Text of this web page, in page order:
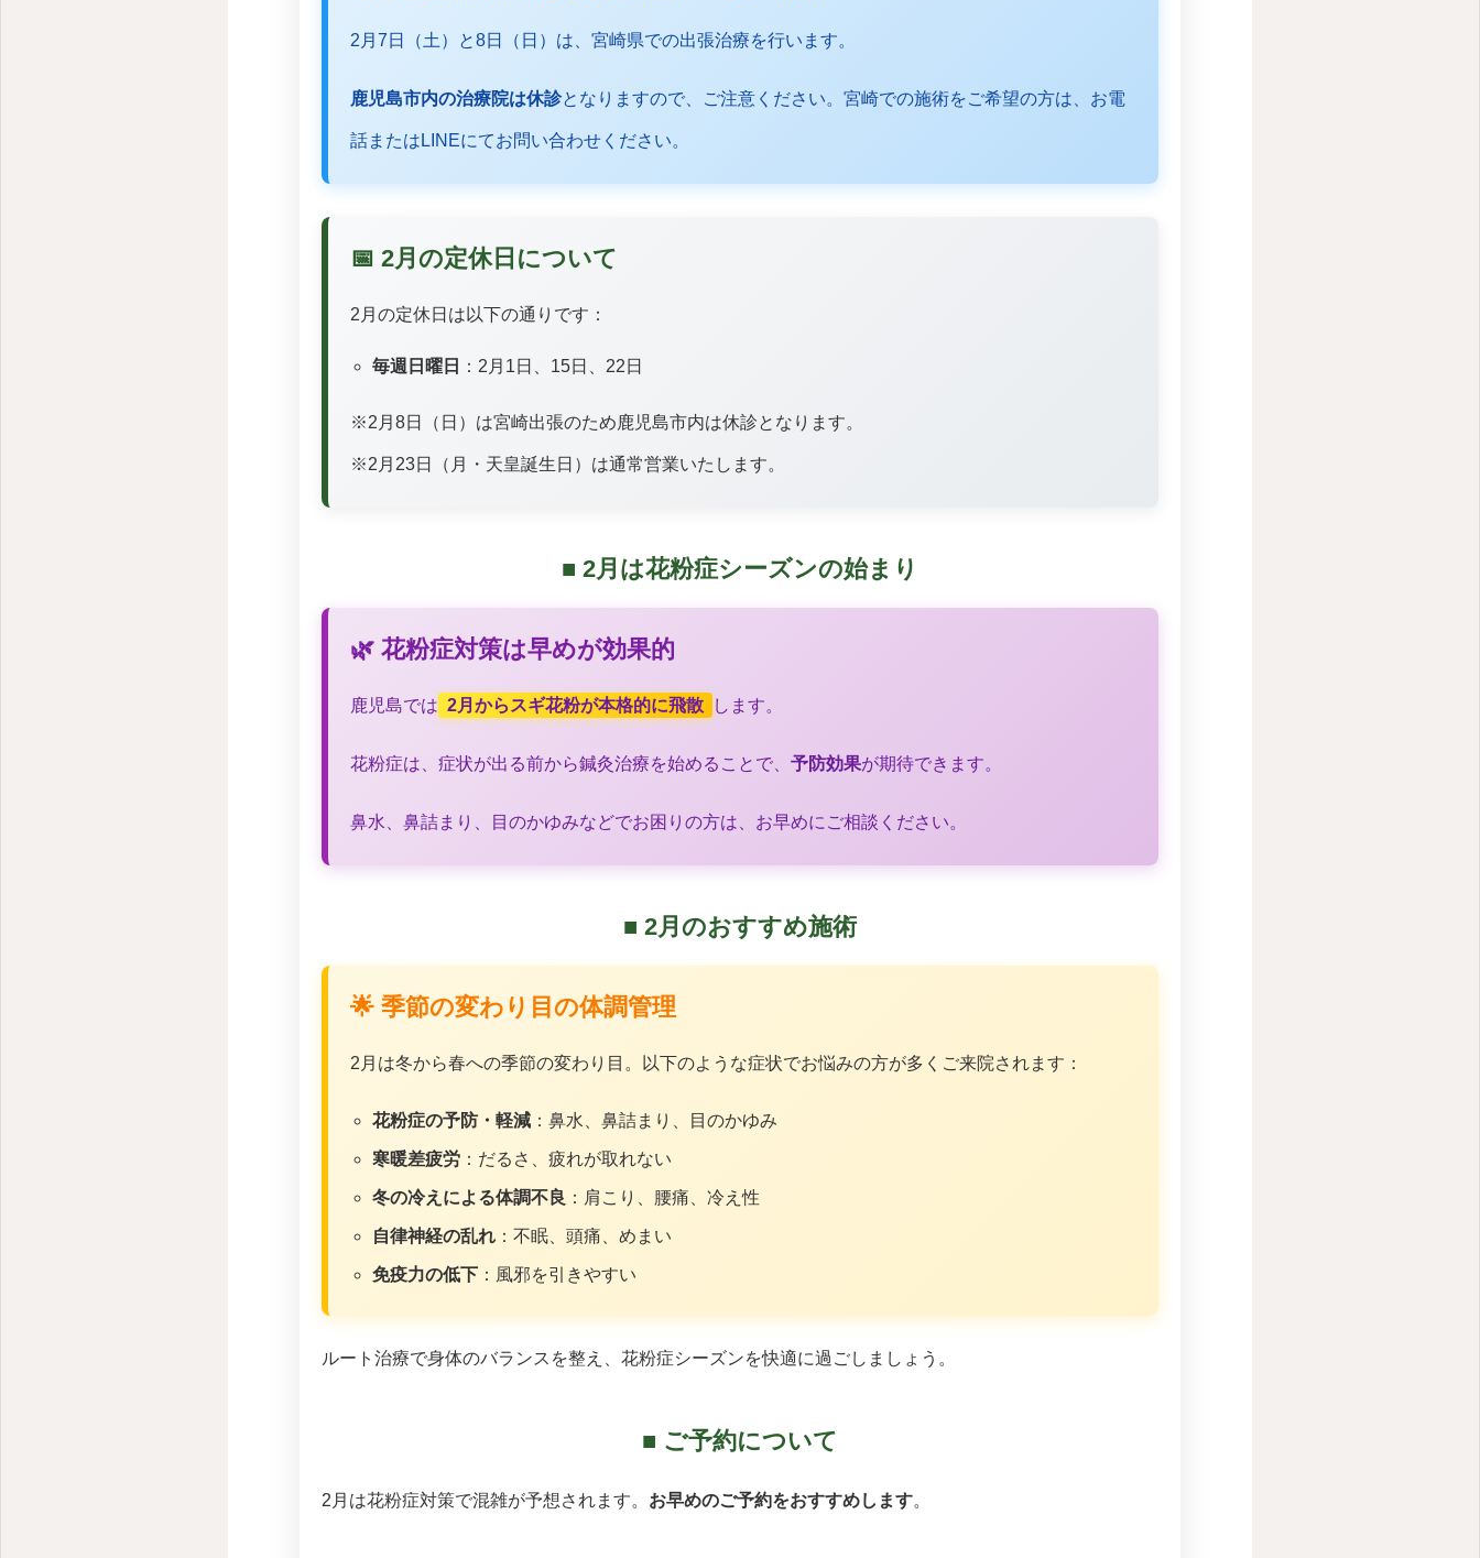
2月7日（土）と8日（日）は、宮崎県での出張治療を行います。
鹿児島市内の治療院は休診となりますので、ご注意ください。宮崎での施術をご希望の方は、お電
話またはLINEにてお問い合わせください。
📅 2月の定休日について
2月の定休日は以下の通りです：
毎週日曜日 ：2月1日、15日、22日
※2月8日（日）は宮崎出張のため鹿児島市内は休診となります。
※2月23日（月・天皇誕生日）は通常営業いたします。
■ 2月は花粉症シーズンの始まり
🌿 花粉症対策は早めが効果的
鹿児島では 2月からスギ花粉が本格的に飛散 します。
花粉症は、症状が出る前から鍼灸治療を始めることで、 予防効果が期待できます。
鼻水、鼻詰まり、目のかゆみなどでお困りの方は、お早めにご相談ください。
■ 2月のおすすめ施術
🌟 季節の変わり目の体調管理
2月は冬から春への季節の変わり目。以下のような症状でお悩みの方が多くご来院されます：
花粉症の予防・軽減 ：鼻水、鼻詰まり、目のかゆみ
寒暖差疲労 ：だるさ、疲れが取れない
冬の冷えによる体調不良 ：肩こり、腰痛、冷え性
自律神経の乱れ ：不眠、頭痛、めまい
免疫力の低下 ：風邪を引きやすい
ルート治療で身体のバランスを整え、花粉症シーズンを快適に過ごしましょう。
■ ご予約について
2月は花粉症対策で混雑が予想されます。 お早めのご予約をおすすめします。